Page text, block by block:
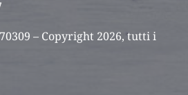
– Copyright 2026, tutti i